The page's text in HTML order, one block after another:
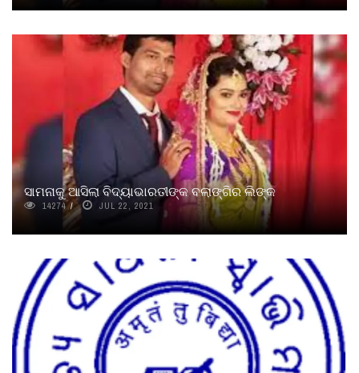
ସାମନାକୁ ଆସିଲା ବିଦ୍ୟାଭାରତୀଙ୍କ ବଲାଙ୍ଗିର ଲିଙ୍କ
14274 JUL 22, 2021